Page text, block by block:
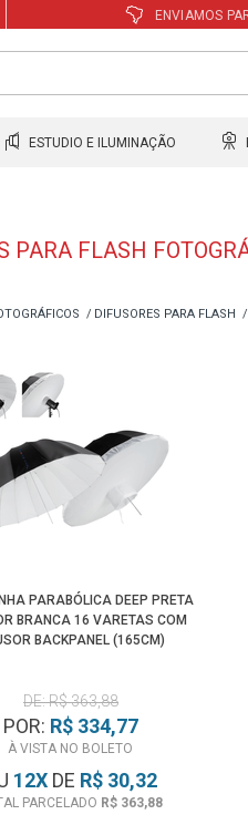
ENVIAMOS
ESTUDIO E ILUMINAÇÃO
PARA FLASH
DIFUSORES PARA FLASH
PARABÓLICA DEEP PRETA
BRANCA 16 VARETAS COM
BACKPANEL (165CM)
DE: R$ 363,88
POR: R$ 334,77
À VISTA NO BOLETO
12X DE R$ 30,32
PARCELADO R$ 363,88